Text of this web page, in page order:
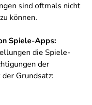
sind oftmals nicht
können.
Spiele-Apps:
die Spiele-
der
Grundsatz: